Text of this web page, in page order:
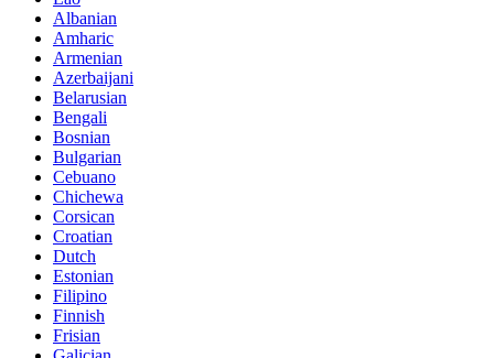
Albanian
Amharic
Armenian
Azerbaijani
Belarusian
Bengali
Bosnian
Bulgarian
Cebuano
Chichewa
Corsican
Croatian
Dutch
Estonian
Filipino
Finnish
Frisian